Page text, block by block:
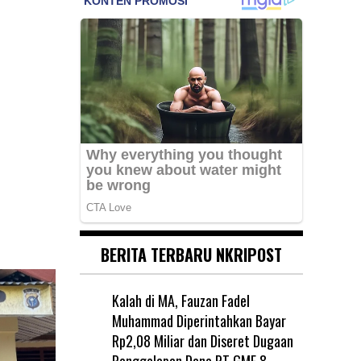
BERITA TERBARU NKRIPOST
Kalah di MA, Fauzan Fadel
Muhammad Diperintahkan Bayar
Rp2,08 Miliar dan Diseret Dugaan